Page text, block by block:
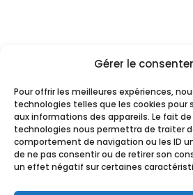
Gérer le
Pour offrir les meilleures expériences,
technologies telles que les cookies pour
aux informations des appareils. Le fait
technologies nous permettra de traiter
comportement de navigation ou les ID
de ne pas consentir ou de retirer son
un effet négatif sur certaines
RENTRONS EN
Vous